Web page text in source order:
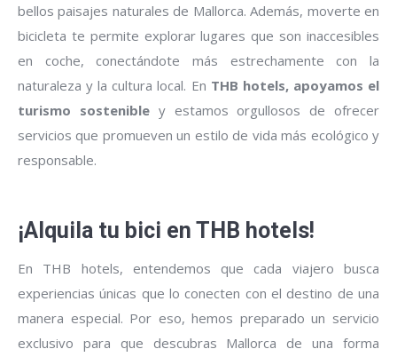
bellos paisajes naturales de Mallorca. Además, moverte en
bicicleta te permite explorar lugares que son inaccesibles
en coche, conectándote más estrechamente con la
naturaleza y la cultura local. En THB hotels, apoyamos el
turismo sostenibley estamos orgullosos de ofrecer
servicios que promueven un estilo de vida más ecológico y
responsable.
¡Alquila tu bici en THB hotels!
En THB hotels, entendemos que cada viajero busca
experiencias únicas que lo conecten con el destino de una
manera especial. Por eso, hemos preparado un servicio
exclusivo para que descubras Mallorca de una forma